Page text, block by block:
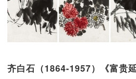
齐白石（1864-1957）《富贵